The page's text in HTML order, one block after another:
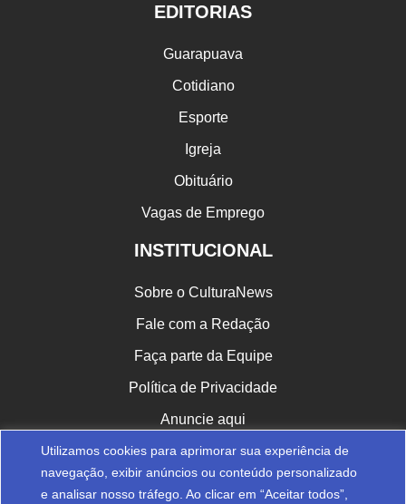
Utilizamos cookies para aprimorar sua experiência de
navegação, exibir anúncios ou conteúdo personalizado
e analisar nosso tráfego. Ao clicar em “Aceitar todos”,
EDITORIAS
Guarapuava
Cotidiano
Esporte
Igreja
Obituário
Vagas de Emprego
INSTITUCIONAL
Sobre o CulturaNews
Fale com a Redação
Faça parte da Equipe
Política de Privacidade
Anuncie aqui
CULTURA NAS REDES